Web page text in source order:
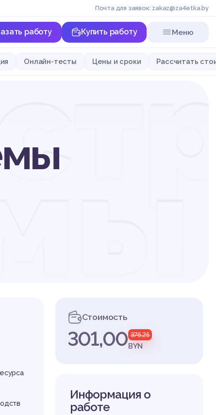
Почта для заявок: zakaz@za4etka.by
работу Купить работу Меню
Онлайн-тесты Цены и сроки Рассчитать
Стоимость
301,00 376,25
BYN
Информация о
работе